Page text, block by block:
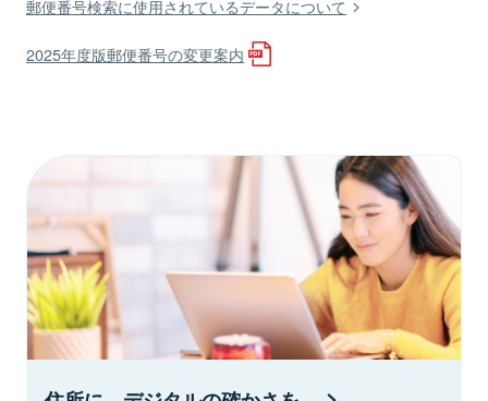
郵便番号検索に使用されているデータについて
2025年度版郵便番号の変更案内